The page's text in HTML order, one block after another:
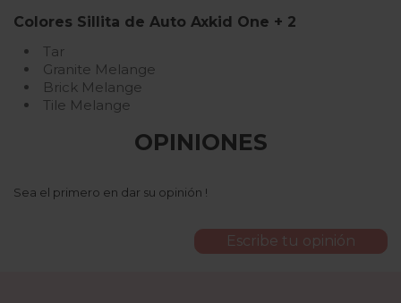
Colores Sillita de Auto Axkid One + 2
Tar
Granite Melange
Brick Melange
Tile Melange
OPINIONES
Sea el primero en dar su opinión !
Escribe tu opinión